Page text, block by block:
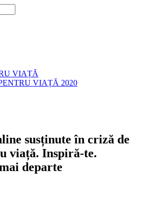
VIAȚĂ
VIAȚĂ 2020
susținute în criză de
viață. Inspiră-te.
departe